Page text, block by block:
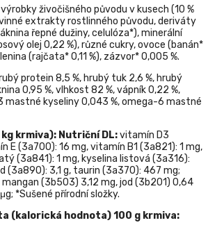
živočišného původu v kusech (10 %
extrakty rostlinného původu, deriváty
řepné dužiny, celulóza*), minerální
olej 0,22 %), různé cukry, ovoce (banán*
(rajčata* 0,11 %), zázvor* 0,005 %.
protein 8,5 %, hrubý tuk 2,6 %, hrubý
0,95 %, vlhkost 82 %, vápník 0,22 %,
mastné kyseliny 0,043 %, omega-6 mastné
kg krmiva): Nutriční DL:vitamín D3
Е (3а700): 16 mg, vitamín В1 (3а821): 1 mg,
(3а841): 1 mg, kyselina listová (3а316):
(3а890): 3,1 g, taurin (3а370): 467 mg;
(3b503) 3,12 mg, jod (3b201) 0,64
*Sušené přírodní složky.
(kalorická hodnota) 100 g krmiva: